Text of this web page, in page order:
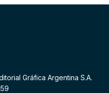
Gráfica Argentina S.A.